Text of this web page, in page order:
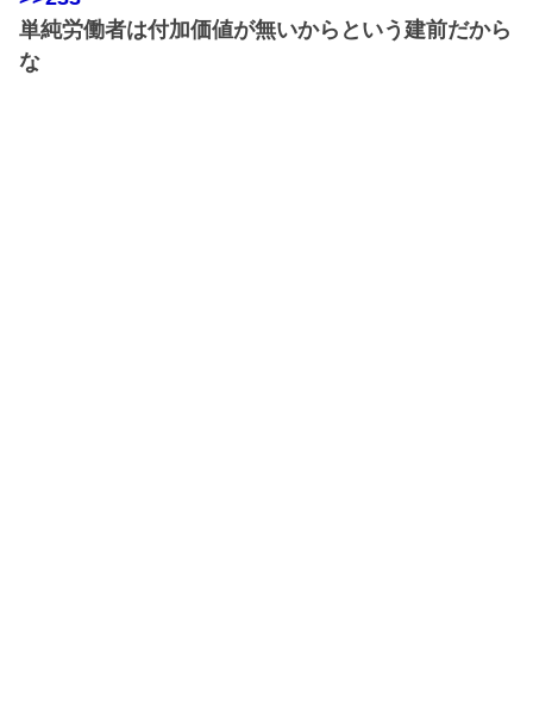
単純労働者は付加価値が無いからという建前だから
な